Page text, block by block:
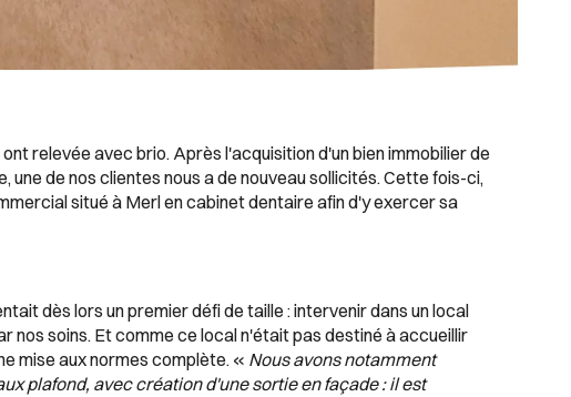
relevée avec brio. Après l'acquisition d'un bien immobilier de
de nos clientes nous a de nouveau sollicités. Cette fois-ci,
situé à Merl en cabinet dentaire afin d'y exercer sa
dès lors un premier défi de taille : intervenir dans un local
soins. Et comme ce local n'était pas destiné à accueillir
mise aux normes complète. « Nous avons notamment
plafond, avec création d'une sortie en façade : il est